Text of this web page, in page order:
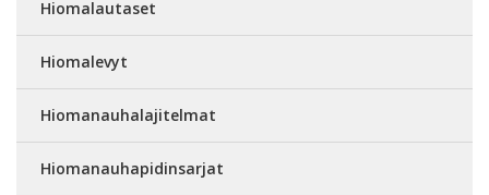
Hiomalautaset
Hiomalevyt
Hiomanauhalajitelmat
Hiomanauhapidinsarjat